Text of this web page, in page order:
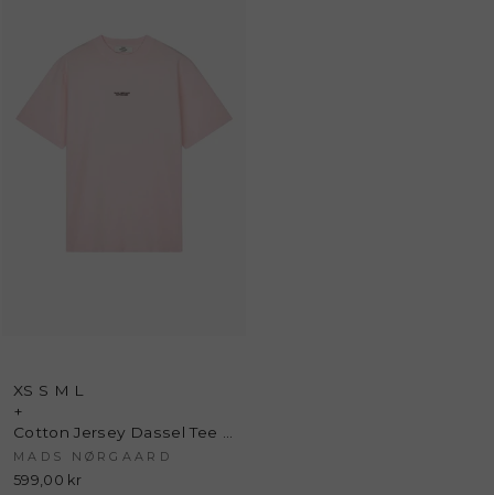
XS S M L
+
MADS NØRGAARD
599,00 kr